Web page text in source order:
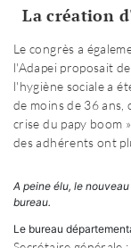
La création
Le congrès a
l'Adapei proposait
l'hygiène sociale a
de moins de 36
crise du papy boom
des adhérents ont
A peine élu, le
bureau.
Le bureau